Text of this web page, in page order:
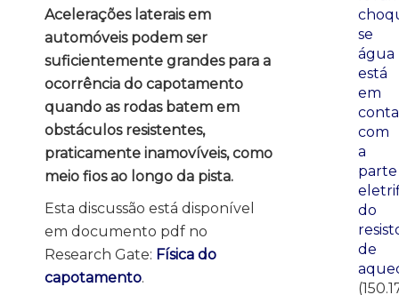
Acelerações laterais em
automóveis podem ser
suficientemente grandes para a
ocorrência do capotamento
quando as rodas batem em
obstáculos resistentes,
praticamente inamovíveis, como
meio fios ao longo da pista.
Esta discussão está disponível
em documento pdf no
Research Gate: Física do
capotamento.
se
água
está
em
com
a
parte
do
de